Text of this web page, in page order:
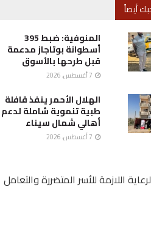
أيضاً
المنوفية: ضبط 395
أسطوانة بوتاجاز مدعمة
قبل طرحها بالأسوق
الهلال الأحمر ينفذ قافلة
طبية تنموية شاملة لدعم
أهالي شمال سيناء
اللازمة للأسر المتضررة والتعامل